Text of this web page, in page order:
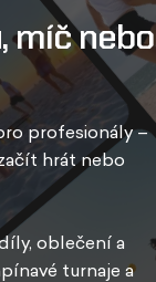
míč nebo
profesionály –
hrát nebo
oblečení a
turnaje a